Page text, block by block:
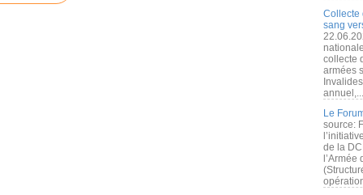
Collecte
sang
collecte
armées
annuel,...
Le
source:
de la